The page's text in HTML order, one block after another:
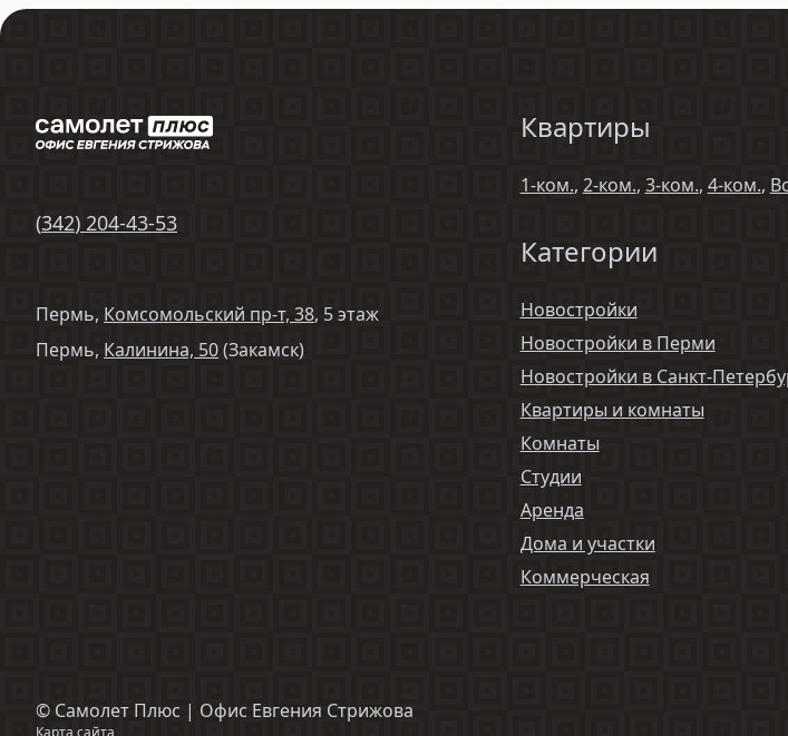
(342) 204-43-53
Пермь, Комсомольский пр-т, 38, 5 этаж
Пермь, Калинина, 50(Закамск)
Квартиры
1-ком., 2-ком., 3-ком., 4-ком.,
Категории
Новостройки
Новостройки в Перми
Новостройки в Санкт-
Квартиры и комнаты
Комнаты
Студии
Аренда
Дома и участки
Коммерческая
© Самолет Плюс | Офис Евгения Стрижова
Карта сайта